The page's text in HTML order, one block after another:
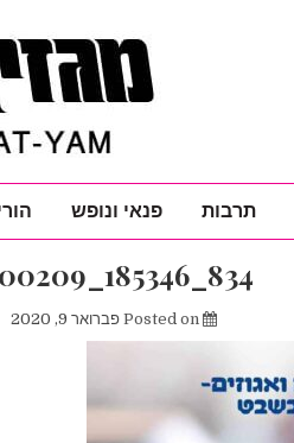
תרבות פנאי ונופש
פברואר 9, 2020